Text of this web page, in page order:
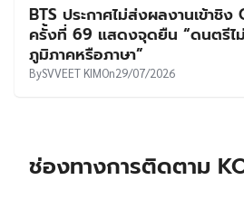
BTS ประกาศไม่ส่งผลงานเข้าชิ
ครั้งที่ 69 แสดงจุดยืน “ดนตรีไ
ภูมิภาคหรือภาษา”
BySVVEET KIMOn29/07/2026
ช่องทางการติดตาม